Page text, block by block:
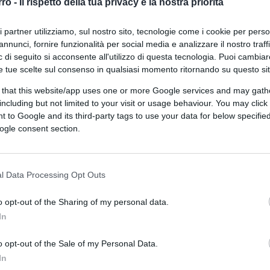
partner utilizziamo, sul nostro sito, tecnologie come i cookie per
fornire funzionalità per social media e analizzare il nostro
di seguito si acconsente all'utilizzo di questa tecnologia. Puoi
tue scelte sul consenso in qualsiasi momento ritornando su questo
that this website/app uses one or more Google services and may
but not limited to your visit or usage behaviour. You may
to Google and its third-party tags to use your data for below
consent section.
Data Processing Opt Outs
opt-out of the Sharing of my personal data.
opt-out of the Sale of my Personal Data.
CLICCA QUI
Sacrificarci per la crisi finanziaria.
Sacrificarci per il Covid.
, perché “è lei che ce lo chiede”.
le cavallette di Bruxelles dal caldo delle
far fronte al caro energia: morite,
siamo troppi e se non lasciate eredi è